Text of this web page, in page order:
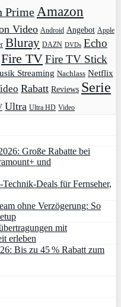
PrimeAmazon
Video Android Angebot Apple
Bluray DAZN DVDs Echo
Fire TVFire TV Stick
Streaming Nachlass Netflix
Rabatt Reviews Serie
Ultra Ultra HD Video
Große Rabatte bei
und
Deals für Fernseher,
ohne Verzögerung: So
mit
erleben
Bis zu 45 % Rabatt zum